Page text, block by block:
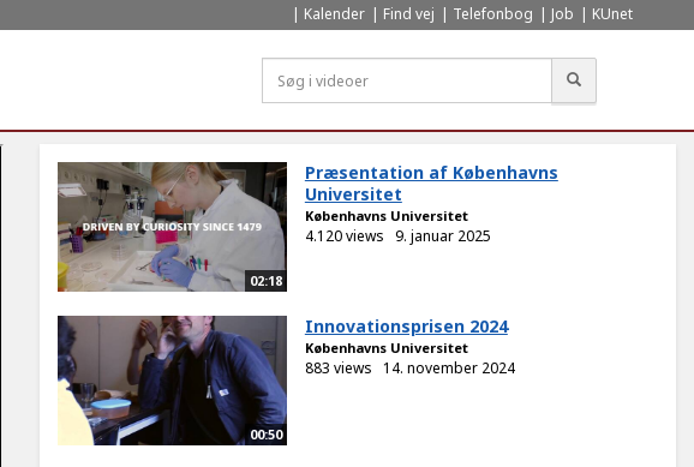
Kalender Find vej Telefonbog Job KUnet
02:18
Præsentation af Københavns
Universitet
Københavns Universitet
4.120 views 9. januar 2025
00:50
Innovationsprisen 2024
Københavns Universitet
883 views 14. november 2024